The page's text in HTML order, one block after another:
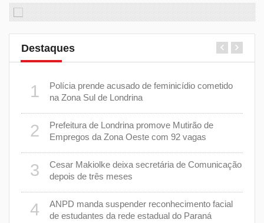
Destaques
1
Polícia prende acusado de feminicídio cometido
na Zona Sul de Londrina
2
Prefeitura de Londrina promove Mutirão de
Empregos da Zona Oeste com 92 vagas
3
Cesar Makiolke deixa secretária de Comunicação
depois de três meses
4
ANPD manda suspender reconhecimento facial
de estudantes da rede estadual do Paraná